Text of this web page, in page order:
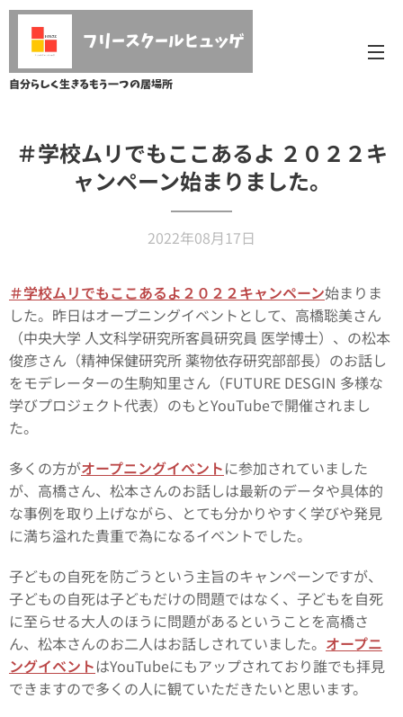
フリースクールヒュッゲ
自分らしく生きるもう一つの居場所
＃学校ムリでもここあるよ ２０２２キ
ャンペーン始まりました。
2022年08月17日
＃学校ムリでもここあるよ２０２２キャンペーン始まりま
した。昨日はオープニングイベントとして、高橋聡美さん
（中央大学 人文科学研究所客員研究員 医学博士）、の松本
俊彦さん（精神保健研究所 薬物依存研究部部長）のお話し
をモデレーターの生駒知里さん（FUTURE DESGIN 多様な
学びプロジェクト代表）のもとYouTubeで開催されまし
た。
多くの方がオープニングイベントに参加されていました
が、高橋さん、松本さんのお話しは最新のデータや具体的
な事例を取り上げながら、とても分かりやすく学びや発見
に満ち溢れた貴重で為になるイベントでした。
子どもの自死を防ごうという主旨のキャンペーンですが、
子どもの自死は子どもだけの問題ではなく、子どもを自死
に至らせる大人のほうに問題があるということを高橋さ
ん、松本さんのお二人はお話しされていました。 オープニ
ングイベントはYouTubeにもアップされており誰でも拝見
できますので多くの人に観ていただきたいと思います。